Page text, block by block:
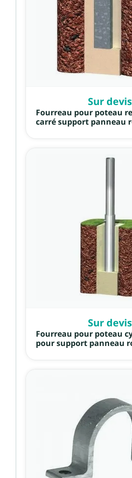
Sur devis
Fourreau pour poteau
carré support panneau
Sur devis
Fourreau pour poteau
pour support panneau